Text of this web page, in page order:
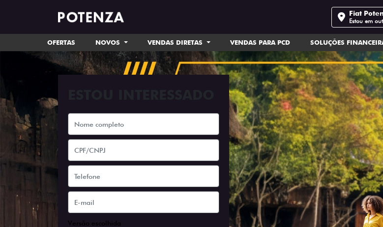
Fiat
Estou em
OFERTAS NOVOS VENDAS DIRETAS VENDAS PARA PCD SOLUÇÕES
Versão escolhida